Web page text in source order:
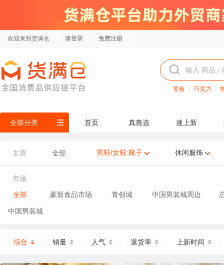
欢迎来到货满仓 请登录 免费注册
零食 巧克力
全部分类 首页 真惠选 速上新
主营 全部 男鞋/女鞋:靴子 休闲服饰
市场
全部
豪新食品市场 青创城 中国男装城周边
中国男装城
综合 销量 人气 退货率 上新时间